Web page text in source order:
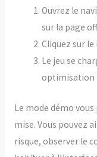
Ouvrez le
sur la page
Cliquez sur
Le jeu se
optimisation
Le mode démo
mise. Vous pouvez
risque, observer le